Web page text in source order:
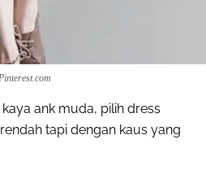
ank muda, pilih dress
tapi dengan kaus yang